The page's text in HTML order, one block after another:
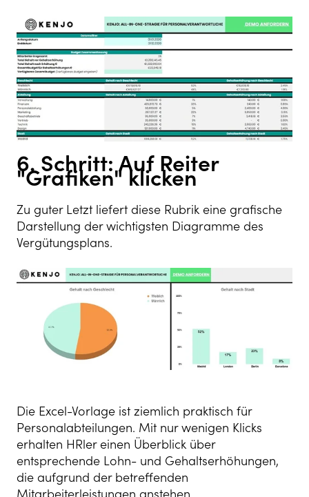
6. Schritt: Auf Reiter
"Grafiken" klicken
Zu guter Letzt liefert diese Rubrik eine grafische
Darstellung der wichtigsten Diagramme des
Vergütungsplans.
Die Excel-Vorlage ist ziemlich praktisch für
Personalabteilungen. Mit nur wenigen Klicks
erhalten HRler einen Überblick über
entsprechende Lohn- und Gehaltserhöhungen,
die aufgrund der betreffenden